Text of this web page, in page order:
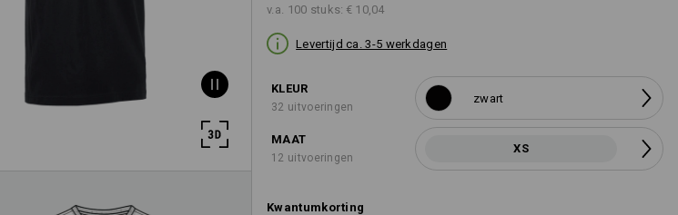
v.a. 100 stuks: € 10,04
Levertijd ca. 3-5 werkdagen
KLEUR
32 uitvoeringen
zwart
MAAT
12 uitvoeringen
XS
Kwantumkorting